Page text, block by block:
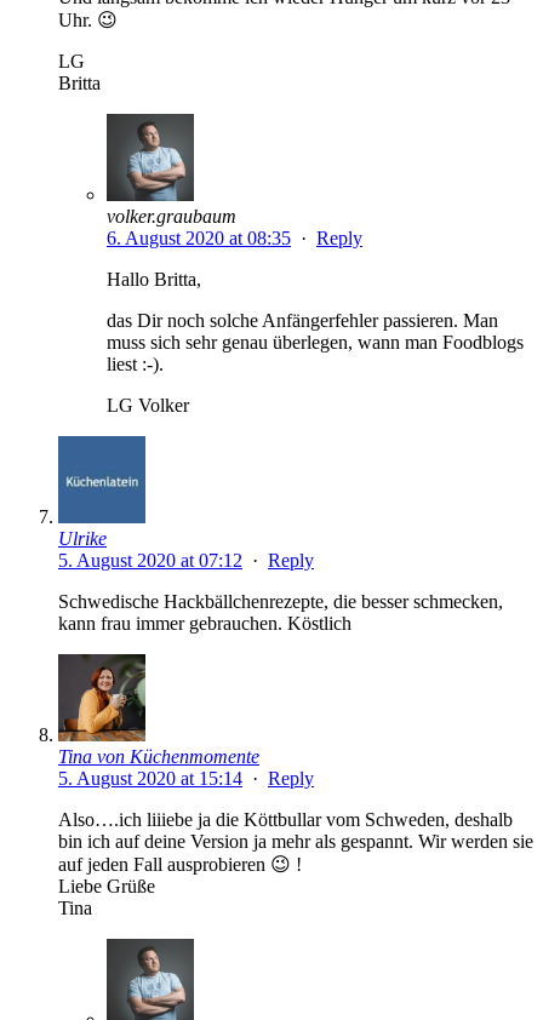
Uhr. 😉
LG
Britta
volker.graubaum
6. August 2020 at 08:35 · Reply
Hallo Britta,
das Dir noch solche Anfängerfehler passieren. Man
muss sich sehr genau überlegen, wann man Foodblogs
liest :-).
LG Volker
Ulrike
5. August 2020 at 07:12 · Reply
Schwedische Hackbällchenrezepte, die besser schmecken,
kann frau immer gebrauchen. Köstlich
Tina von Küchenmomente
5. August 2020 at 15:14 · Reply
Also….ich liiiebe ja die Köttbullar vom Schweden, deshalb
bin ich auf deine Version ja mehr als gespannt. Wir werden sie
auf jeden Fall ausprobieren 😉 !
Liebe Grüße
Tina